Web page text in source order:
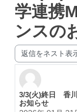
学連携
ンスの
表示モード
3/3(火)終日 香
お知らせ
返信数: 0